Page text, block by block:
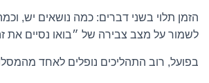
הזמן תלוי בשני דברים: כמה נושאים יש,
לשמור על מצב צבירה של ״בואו נסיים את
בפועל, רוב התהליכים נופלים לאחד